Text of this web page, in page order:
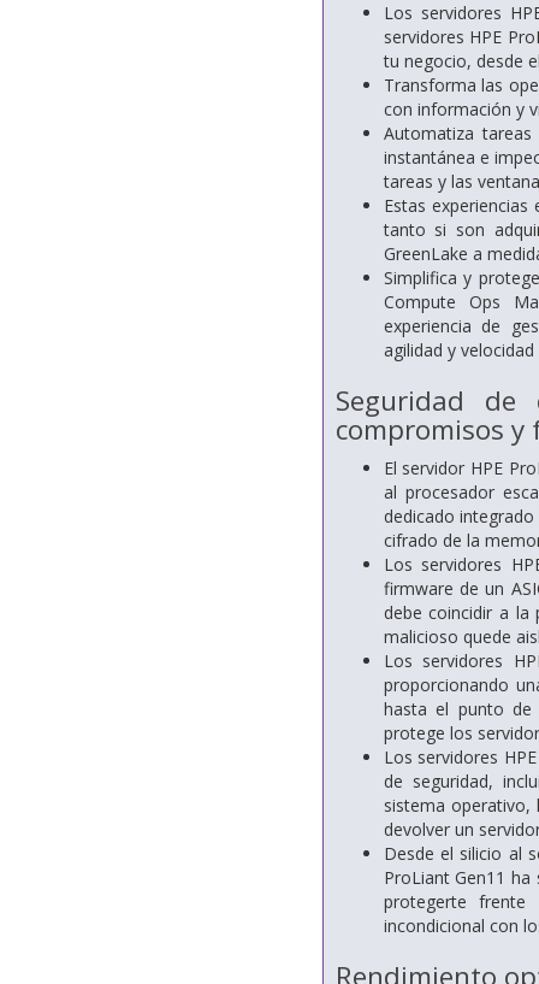
Los servidores
servidores HPE
tu negocio, desde
Transforma las
con información y
Automatiza
instantánea e
tareas y las
Estas
tanto si son
GreenLake a
Simplifica y
Compute Ops
experiencia de
agilidad y
Seguridad de
compromisos
El servidor HPE
al procesador
dedicado
cifrado de la
Los servidores
firmware de un
debe coincidir a la
malicioso quede
Los servidores
proporcionando
hasta el punto de
protege los
Los servidores
de seguridad,
sistema operativo,
devolver un
Desde el silicio al
ProLiant Gen11
protegerte
incondicional con
Rendimiento